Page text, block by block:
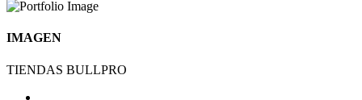
IMAGEN
TIENDAS BULLPRO